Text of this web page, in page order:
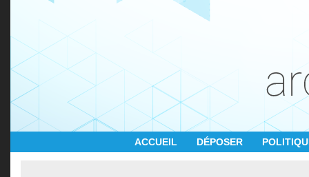
ACCUEIL DÉPOSER